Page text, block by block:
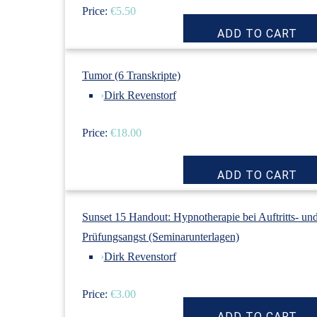
Price: €5.50
Tumor (6 Transkripte)
›Dirk Revenstorf
Price: €18.00
Sunset 15 Handout: Hypnotherapie bei Auftritts-
Prüfungsangst (Seminarunterlagen)
›Dirk Revenstorf
Price: €3.00